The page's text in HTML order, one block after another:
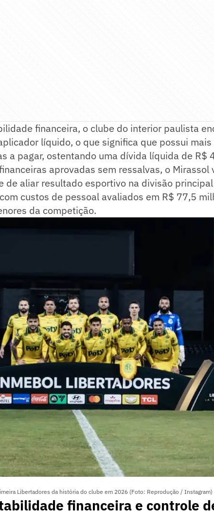
financeira, o clube do interior paulista
líquido, o que significa que possui
a pagar, ostentando uma dívida líquida de R$
aprovadas sem ressalvas, o Mirassol
de aliar resultado esportivo na divisão
custos de pessoal avaliados em R$ 77,5
da competição.
Libertadores da história do clube em 2026 (Foto: Reprodução / Instagram)
financeira e controle